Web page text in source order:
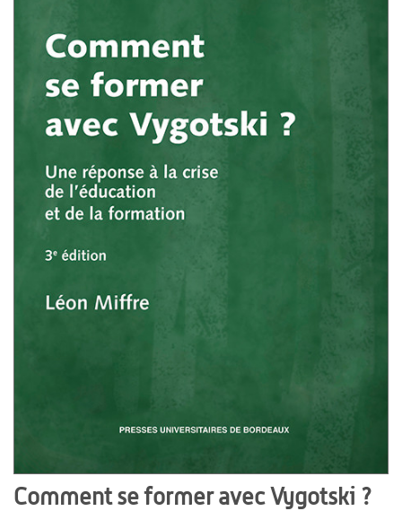
Comment se former avec Vygotski ?